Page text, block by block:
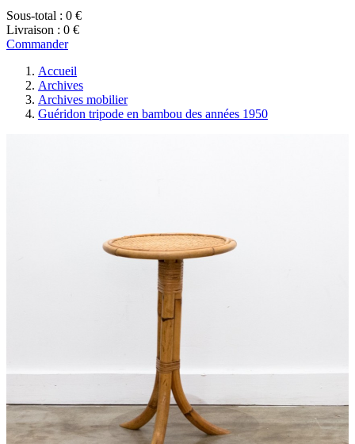
Sous-total : 0 €
Livraison : 0 €
Commander
Accueil
Archives
Archives mobilier
Guéridon tripode en bambou des années 1950